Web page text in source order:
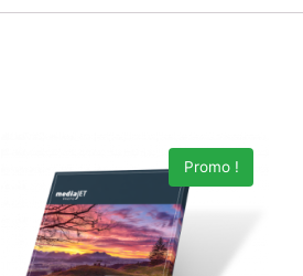
Promo !